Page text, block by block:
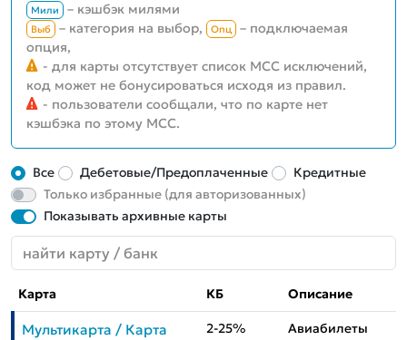
Мили – кэшбэк милями
Выб – категория на выбор, Опц
– подключаемая
опция,
- для карты отсутствует список MCC исключений,
код может не бонусироваться исходя из правил.
- пользователи сообщали, что по карте нет
кэшбэка по этому MCC.
Все Дебетовые/Предоплаченные
Кредитные
Только избранные (для авторизованных)
Показывать архивные карты
Карта КБ Описание
Мультикарта / Карта
2-25% Авиабилеты